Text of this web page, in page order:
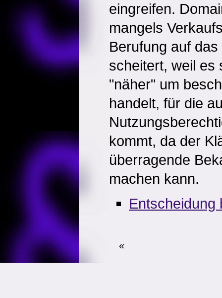
eingreifen.
mangels
Berufung auf
scheitert, weil es
"näher" um
handelt, für die
kommt, da der
überragende
machen kann.
Entscheidung
«